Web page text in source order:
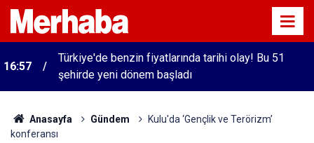
16:57
Türkiye'de benzin fiyatlarında tarihi olay! Bu 51
şehirde yeni dönem başladı
Anasayfa Gündem
Kulu'da ‘Gençlik ve Terörizm’
konferansı